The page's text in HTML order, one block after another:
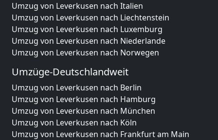
Umzug von Leverkusen nach Italien
Umzug von Leverkusen nach Liechtenstein
Umzug von Leverkusen nach Luxemburg
Umzug von Leverkusen nach Niederlande
Umzug von Leverkusen nach Norwegen
Umzüge-Deutschlandweit
Umzug von Leverkusen nach Berlin
Umzug von Leverkusen nach Hamburg
Umzug von Leverkusen nach München
Umzug von Leverkusen nach Köln
Umzug von Leverkusen nach Frankfurt am Main